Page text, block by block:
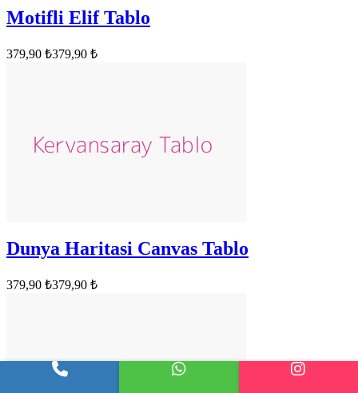
Motifli Elif Tablo
379,90 ₺379,90 ₺
Dunya Haritasi Canvas Tablo
379,90 ₺379,90 ₺